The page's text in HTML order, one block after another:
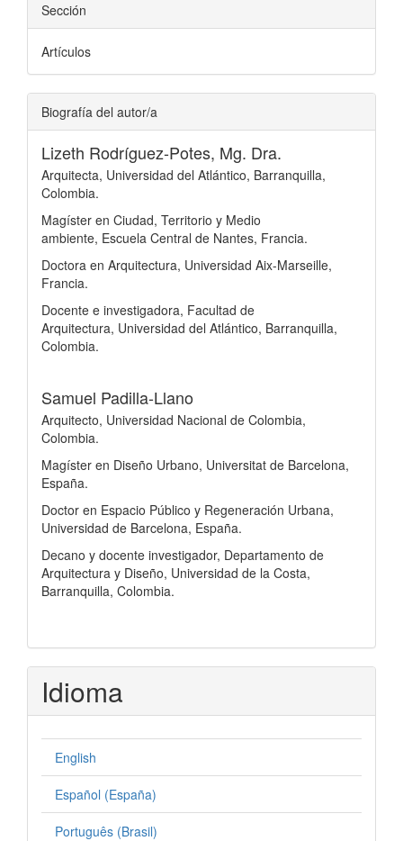
Sección
Artículos
Biografía del autor/a
Lizeth Rodríguez-Potes, Mg. Dra.
Arquitecta, Universidad del Atlántico, Barranquilla,
Colombia.
Magíster en Ciudad, Territorio y Medio
ambiente, Escuela Central de Nantes, Francia.
Doctora en Arquitectura, Universidad Aix-Marseille,
Francia.
Docente e investigadora, Facultad de
Arquitectura, Universidad del Atlántico, Barranquilla,
Colombia.
Samuel Padilla-Llano
Arquitecto, Universidad Nacional de Colombia,
Colombia.
Magíster en Diseño Urbano, Universitat de Barcelona,
España.
Doctor en Espacio Público y Regeneración Urbana,
Universidad de Barcelona, España.
Decano y docente investigador, Departamento de
Arquitectura y Diseño, Universidad de la Costa,
Barranquilla, Colombia.
Idioma
English
Español (España)
Português (Brasil)